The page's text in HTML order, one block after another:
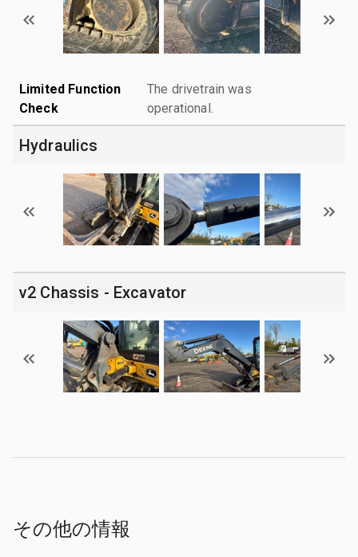
Limited Function
Check
The drivetrain was
operational.
Hydraulics
v2 Chassis - Excavator
その他の情報